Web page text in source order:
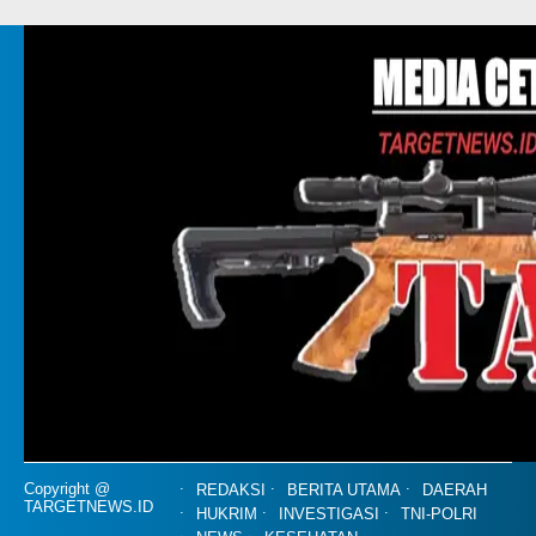
Copyright @
TARGETNEWS.ID
REDAKSI BERITA UTAMA
DAERAH
HUKRIM
INVESTIGASI
TNI-POLRI